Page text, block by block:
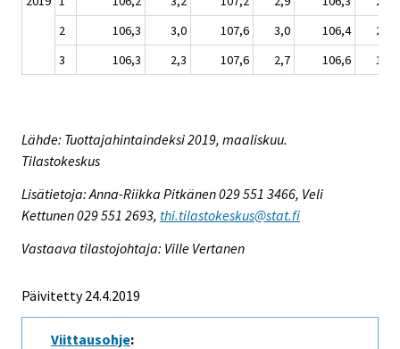
2
106,3 3,0 107,6 3,0 106,4
2,7
3
106,3 2,3 107,6 2,7 106,6 1,8
Lähde: Tuottajahintaindeksi 2019, maaliskuu.
Tilastokeskus
Lisätietoja: Anna-Riikka Pitkänen 029 551 3466, Veli
Kettunen 029 551 2693, thi.tilastokeskus@stat.fi
Vastaava tilastojohtaja: Ville Vertanen
Päivitetty 24.4.2019
Viittausohje: